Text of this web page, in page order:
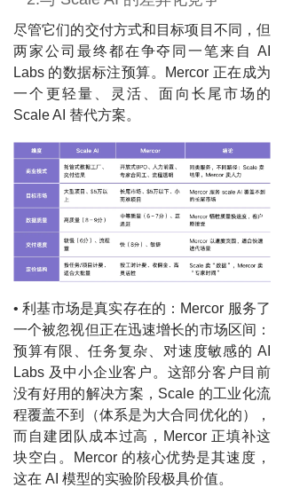
尽管它们的交付方式和目标项目不同，但
两家公司最终都在争夺同一笔来自 AI
Labs 的数据标注预算。Mercor 正在成为
一个更轻量、灵活、面向长尾市场的
Scale AI 替代方案。
• 利基市场是真实存在的：Mercor 服务了
一个被忽视但正在迅速增长的市场区间：
预算有限、任务复杂、对速度敏感的 AI
Labs 及中小企业客户。这部分客户目前
没有好用的解决方案，Scale 的工业化流
程覆盖不到（体系是为大合同优化的），
而自建团队成本过高，Mercor 正填补这
块空白。Mercor 的核心优势是其速度，
这在 AI 模型的实验阶段极具价值。